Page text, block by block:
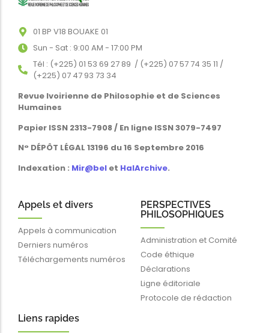
01 BP V18 BOUAKE 01
Sun - Sat : 9:00 AM - 17:00 PM
Tél : (+225) 01 53 69 27 89 / (+225) 07 57 74 35 11 /
(+225) 07 47 93 73 34
Revue Ivoirienne de Philosophie et de Sciences
Humaines
Papier ISSN 2313-7908 / En ligne ISSN 3079-7497
N° DÉPÔT LÉGAL 13196 du 16 Septembre 2016
Indexation : Mir@bel et HalArchive.
Appels et divers
Appels à communication
Derniers numéros
Téléchargements numéros
PERSPECTIVES
PHILOSOPHIQUES
Administration et Comité
Code éthique
Déclarations
Ligne éditoriale
Protocole de rédaction
Liens rapides